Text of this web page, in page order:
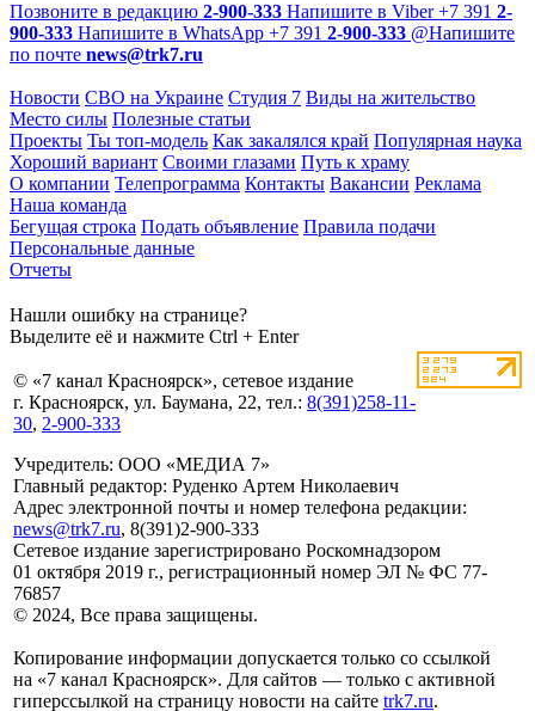
Позвоните в редакцию 2-900-333 Напишите в Viber +7 391 2-
900-333 Напишите в WhatsApp +7 391 2-900-333 @Напишите
по почте news@trk7.ru
Новости СВО на Украине Студия 7 Виды на жительство
Место силы Полезные статьи
Проекты Ты топ-модель Как закалялся край Популярная наука
Хороший вариант Своими глазами Путь к храму
О компании Телепрограмма Контакты Вакансии Реклама
Наша команда
Бегущая строка Подать объявление Правила подачи
Персональные данные
Отчеты
Нашли ошибку на странице?
Выделите её и нажмите Ctrl + Enter
© «7 канал Красноярск», сетевое издание
г. Красноярск, ул. Баумана, 22, тел.: 8(391)258-11-
30, 2-900-333
Учредитель: ООО «МЕДИА 7»
Главный редактор: Руденко Артем Николаевич
Адрес электронной почты и номер телефона редакции:
news@trk7.ru, 8(391)2-900-333
Сетевое издание зарегистрировано Роскомнадзором
01 октября 2019 г., регистрационный номер ЭЛ № ФС 77-
76857
© 2024, Все права защищены.
Копирование информации допускается только со ссылкой
на «7 канал Красноярск». Для сайтов — только с активной
гиперссылкой на страницу новости на сайте trk7.ru.